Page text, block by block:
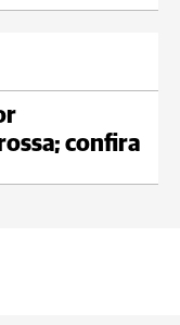
confira